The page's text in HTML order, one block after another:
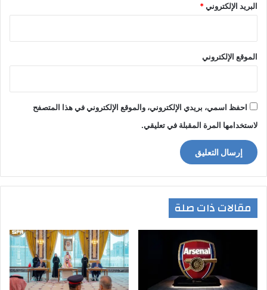
البريد الإلكتروني*
الموقع الإلكتروني
احفظ اسمي، بريدي الإلكتروني، والموقع الإلكتروني في هذا المتصفح
لاستخدامها المرة المقبلة في تعليقي.
مقالات ذات صلة